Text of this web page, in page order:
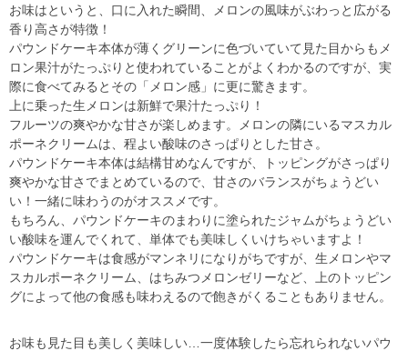
お味はというと、口に入れた瞬間、メロンの風味がぶわっと広がる
香り高さが特徴！
パウンドケーキ本体が薄くグリーンに色づいていて見た目からもメ
ロン果汁がたっぷりと使われていることがよくわかるのですが、実
際に食べてみるとその「メロン感」に更に驚きます。
上に乗った生メロンは新鮮で果汁たっぷり！
フルーツの爽やかな甘さが楽しめます。メロンの隣にいるマスカル
ポーネクリームは、程よい酸味のさっぱりとした甘さ。
パウンドケーキ本体は結構甘めなんですが、トッピングがさっぱり
爽やかな甘さでまとめているので、甘さのバランスがちょうどい
い！一緒に味わうのがオススメです。
もちろん、パウンドケーキのまわりに塗られたジャムがちょうどい
い酸味を運んでくれて、単体でも美味しくいけちゃいますよ！
パウンドケーキは食感がマンネリになりがちですが、生メロンやマ
スカルポーネクリーム、はちみつメロンゼリーなど、上のトッピン
グによって他の食感も味わえるので飽きがくることもありません。
お味も見た目も美しく美味しい
一度体験したら忘れられないパウ